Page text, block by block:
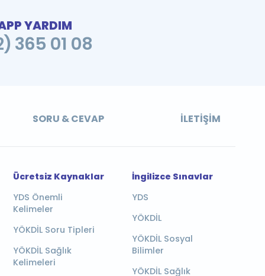
YARDIM
365 01 08
SORU & CEVAP İLETIŞIM
Ücretsiz Kaynaklar
YDS Önemli
Kelimeler
YÖKDİL Soru Tipleri
YÖKDİL Sağlık
Kelimeleri
İngilizce Sınavlar
YDS
YÖKDİL
YÖKDİL Sosyal
Bilimler
YÖKDİL Sağlık